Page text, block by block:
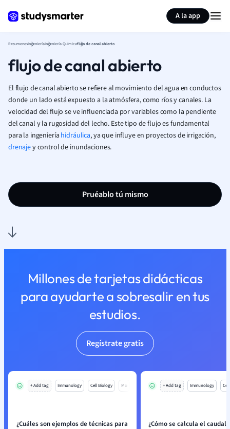
A la app
ResumenesIngenieríaIngeniería Químicaflujo de canal abierto
flujo de canal abierto
El flujo de canal abierto se refiere al movimiento del agua en conductos
donde un lado está expuesto a la atmósfera, como ríos y canales. La
velocidad del flujo se ve influenciada por variables como la pendiente
del canal y la rugosidad del lecho. Este tipo de flujo es fundamental
para la ingeniería hidráulica, ya que influye en proyectos de irrigación,
drenajey control de inundaciones.
Pruéablo tú mismo
Millones de tarjetas didácticas
para ayudarte a sobresalir en tus
estudios.
Regístrate gratis
+ Add tag Immunology Cell Biology Mo
¿Cuáles son ejemplos de técnicas para
+ Add tag Immunology
¿Cómo se calcula el caudal
Resumir página